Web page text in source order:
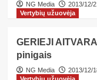
NG Media
2013/12/
Vertybių užuovėja
GERIEJI
pinigais
NG Media
2013/12/